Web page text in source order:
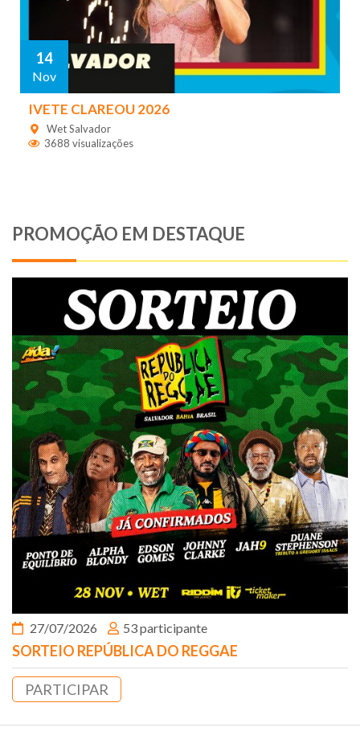
14
Nov
IVETE CLAREOU 2026
Wet Salvador
3688 visualizações
PROMOÇÃO EM DESTAQUE
27/07/2026 53 participante
SORTEIO REPÚBLICA DO REGGAE
PARTICIPAR